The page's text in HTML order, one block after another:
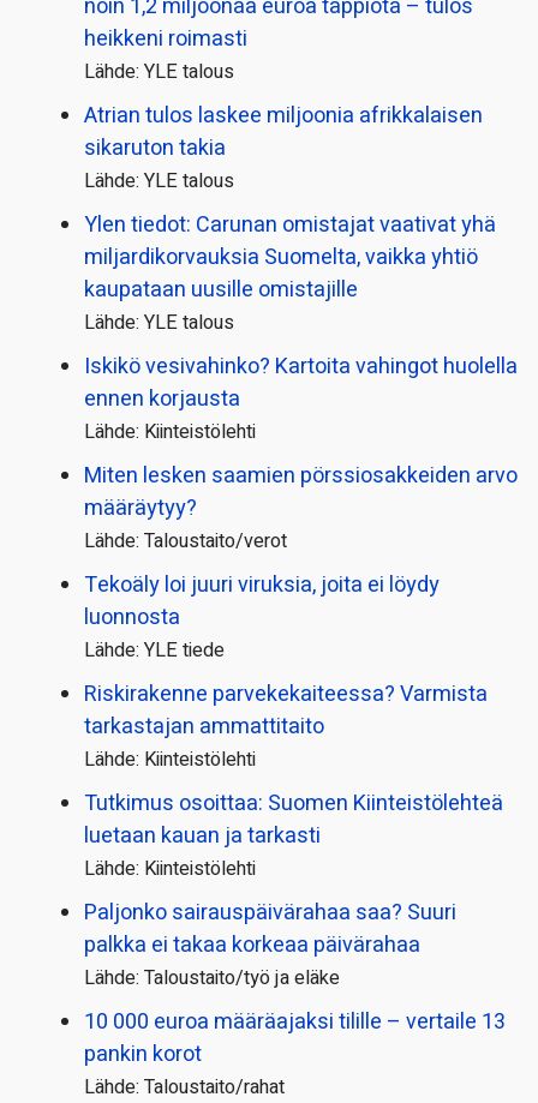
noin 1,2 miljoonaa euroa tappiota – tulos
heikkeni roimasti
Lähde: YLE talous
Atrian tulos laskee miljoonia afrikkalaisen
sikaruton takia
Lähde: YLE talous
Ylen tiedot: Carunan omistajat vaativat yhä
miljardi­korvauksia Suomelta, vaikka yhtiö
kaupataan uusille omistajille
Lähde: YLE talous
Iskikö vesivahinko? Kartoita vahingot huolella
ennen korjausta
Lähde: Kiinteistölehti
Miten lesken saamien pörssi­osakkeiden arvo
määräytyy?
Lähde: Taloustaito/verot
Tekoäly loi juuri viruksia, joita ei löydy
luonnosta
Lähde: YLE tiede
Riskirakenne parvekekaiteessa? Varmista
tarkastajan ammattitaito
Lähde: Kiinteistölehti
Tutkimus osoittaa: Suomen Kiinteistölehteä
luetaan kauan ja tarkasti
Lähde: Kiinteistölehti
Paljonko sairauspäivä­rahaa saa? Suuri
palkka ei takaa korkeaa päivärahaa
Lähde: Taloustaito/työ ja eläke
10 000 euroa määräajaksi tilille – vertaile 13
pankin korot
Lähde: Taloustaito/rahat